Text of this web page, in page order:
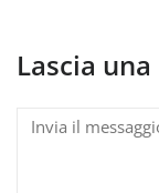
Lascia